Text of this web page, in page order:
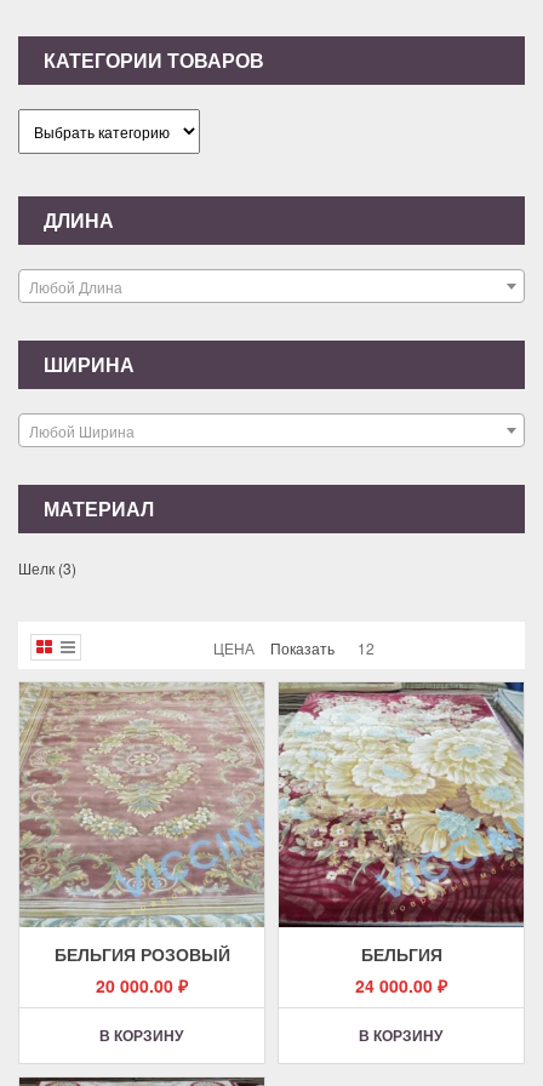
КАТЕГОРИИ ТОВАРОВ
ДЛИНА
Любой Длина
ШИРИНА
Любой Ширина
МАТЕРИАЛ
Шелк (3)
ЦЕНА Показать 12
БЕЛЬГИЯ РОЗОВЫЙ
20 000.00 ₽
В КОРЗИНУ
БЕЛЬГИЯ
24 000.00 ₽
В КОРЗИНУ